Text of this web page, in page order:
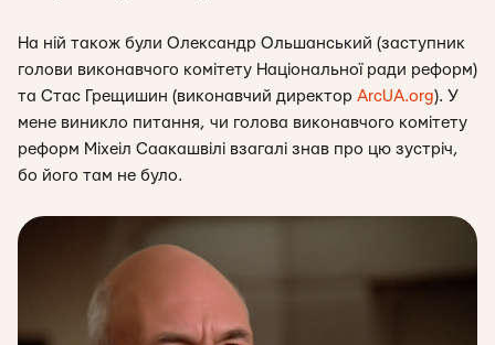
На ній також були Олександр Ольшанський (заступник
голови виконавчого комітету Національної ради реформ)
та Стас Грещишин (виконавчий директор ArcUA.org). У
мене виникло питання, чи голова виконавчого комітету
реформ Міхеіл Саакашвілі взагалі знав про цю зустріч,
бо його там не було.